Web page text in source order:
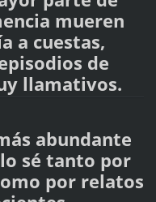
mueren
a cuestas,
de
llamativos.
abundante
sé tanto por
por relatos